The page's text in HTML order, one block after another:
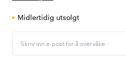
Midlertidig utsolgt